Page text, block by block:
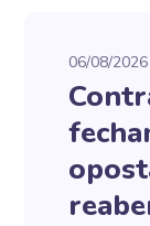
06/08/2026